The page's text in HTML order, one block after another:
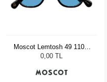
Moscot Lemtosh 49 110 Ii
Blue Celebrity Blue
0,00 TL